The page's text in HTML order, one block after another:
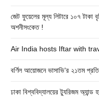
জেট ফুয়েলের মূল্য লিটারে ১০৭ টাকা
অশনীসংকেত !
Air India hosts Iftar with
বর্ণিল আয়োজনে ভাসাভি’র ২১তম
ঢাকা বিশ্ববিদ্যালয়ের ট্যুরিজম অ্যান্ড